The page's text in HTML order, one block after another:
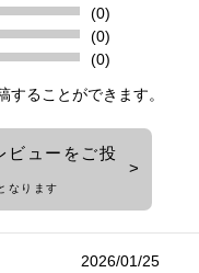
(0)
(0)
(0)
ることができます。
ビューをご投
なります
2026/01/25